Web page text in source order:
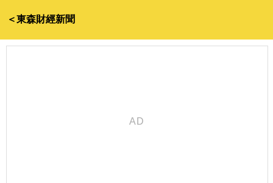
＜東森財經新聞